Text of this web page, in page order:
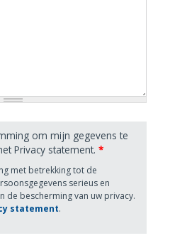
om mijn gegevens te
Privacy statement. *
met betrekking tot de
serieus en
de bescherming van uw privacy.
statement.